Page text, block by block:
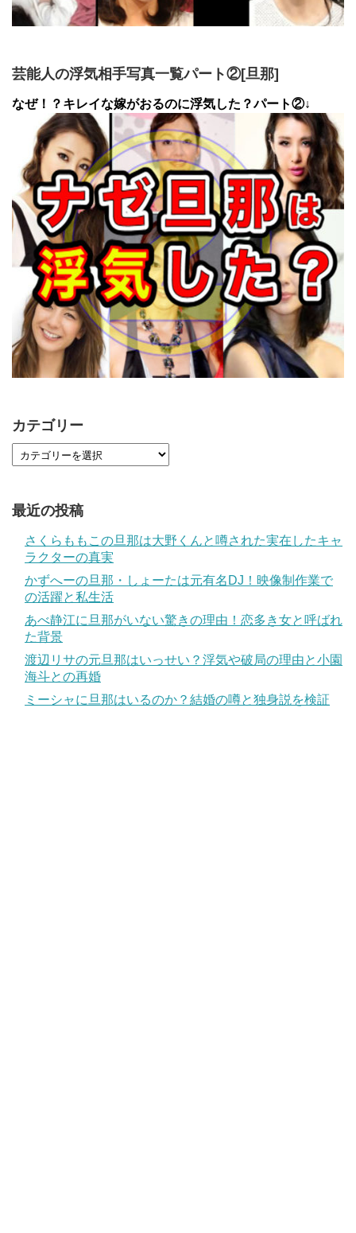
芸能人の浮気相手写真一覧パート②[旦那]
なぜ！？キレイな嫁がおるのに浮気した？パート②↓
カテゴリー
最近の投稿
さくらももこの旦那は大野くんと噂された実在したキャ
ラクターの真実
かずへーの旦那・しょーたは元有名DJ！映像制作業で
の活躍と私生活
あべ静江に旦那がいない驚きの理由！恋多き女と呼ばれ
た背景
渡辺リサの元旦那はいっせい？浮気や破局の理由と小園
海斗との再婚
ミーシャに旦那はいるのか？結婚の噂と独身説を検証